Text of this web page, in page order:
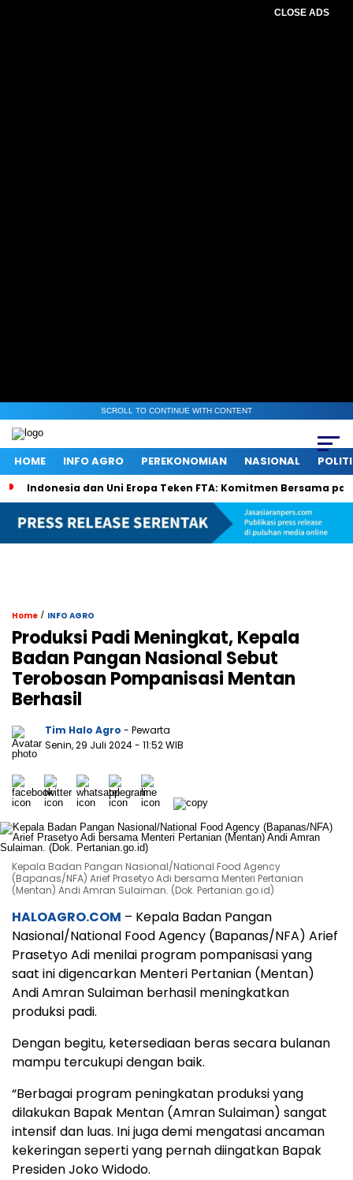
CLOSE ADS
SCROLL TO CONTINUE WITH CONTENT
HOME INFO AGRO PEREKONOMIAN NASIONAL
Indonesia dan Uni Eropa Teken FTA: Komitmen Bersama
Home / INFO AGRO
Produksi Padi Meningkat, Kepala
Badan Pangan Nasional Sebut
Terobosan Pompanisasi Mentan
Berhasil
Tim Halo Agro - Pewarta
Senin, 29 Juli 2024- 11:52 WIB
Kepala Badan Pangan Nasional/National Food Agency
(Bapanas/NFA) Arief Prasetyo Adi bersama Menteri Pertanian
(Mentan) Andi Amran Sulaiman. (Dok. Pertanian.go.id)
HALOAGRO.COM – Kepala Badan Pangan
Nasional/National Food Agency (Bapanas/NFA) Arief
Prasetyo Adi menilai program pompanisasi yang
saat ini digencarkan Menteri Pertanian (Mentan)
Andi Amran Sulaiman berhasil meningkatkan
produksi padi.
Dengan begitu, ketersediaan beras secara bulanan
mampu tercukupi dengan baik.
“Berbagai program peningkatan produksi yang
dilakukan Bapak Mentan (Amran Sulaiman) sangat
intensif dan luas. Ini juga demi mengatasi ancaman
kekeringan seperti yang pernah diingatkan Bapak
Presiden Joko Widodo.